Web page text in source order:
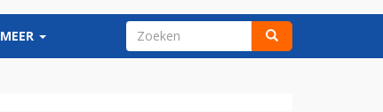
MEER ZOEKVELD